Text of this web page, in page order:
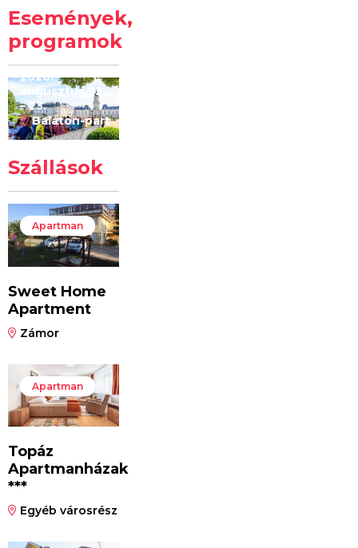
Események,
programok
Kilóméterek
2026
2026.
augusztus 22
– 23.
Balaton-part
Szállások
Apartman
Sweet Home
Apartment
Zámor
Apartman
Topáz
Apartmanházak
***
Egyéb városrész